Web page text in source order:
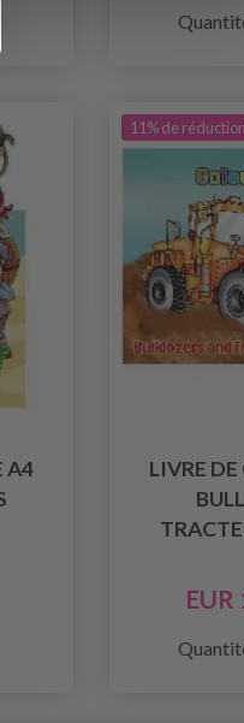
A4
11% de réduction
LIVRE
EUR